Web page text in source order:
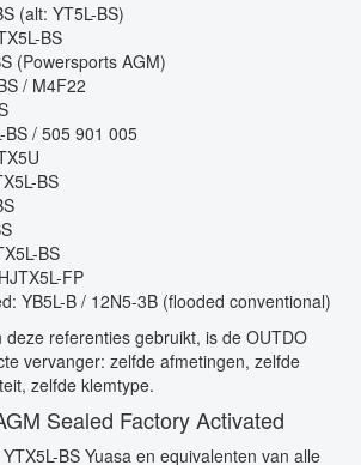
(alt: YT5L-BS)
BS
(Powersports AGM)
/ M4F22
BS / 505 901 005
BS
BS
FP
YB5L-B / 12N5-3B (flooded conventional)
referenties gebruikt, is de OUTDO
vervanger: zelfde afmetingen, zelfde
zelfde klemtype.
Sealed Factory Activated
BS Yuasa en equivalenten van alle